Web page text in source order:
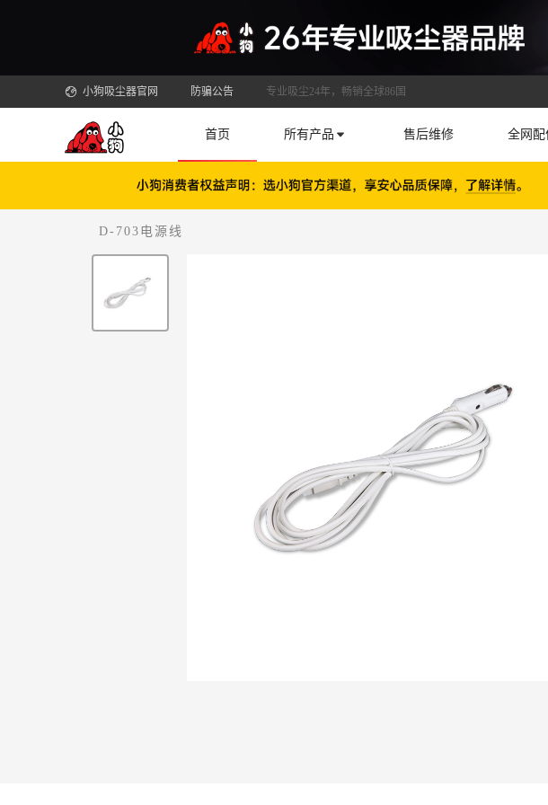
小狗吸尘器官网 防骗公告 专业吸尘24年，畅销全球86国
首页 所有产品 售后维修 全网配
D-703电源线